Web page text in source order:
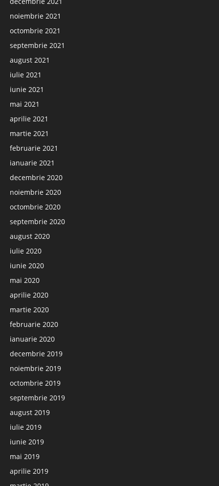
noiembrie 2021
octombrie 2021
septembrie 2021
august 2021
iulie 2021
iunie 2021
mai 2021
aprilie 2021
martie 2021
februarie 2021
ianuarie 2021
decembrie 2020
noiembrie 2020
octombrie 2020
septembrie 2020
august 2020
iulie 2020
iunie 2020
mai 2020
aprilie 2020
martie 2020
februarie 2020
ianuarie 2020
decembrie 2019
noiembrie 2019
octombrie 2019
septembrie 2019
august 2019
iulie 2019
iunie 2019
mai 2019
aprilie 2019